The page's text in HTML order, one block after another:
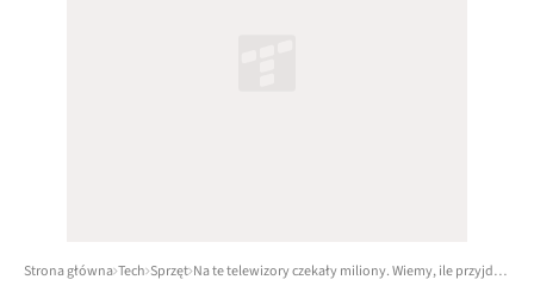
Strona główna Tech Sprzęt Na te telewizory czekały miliony. Wiemy, ile przyjdzie nam zapłacić